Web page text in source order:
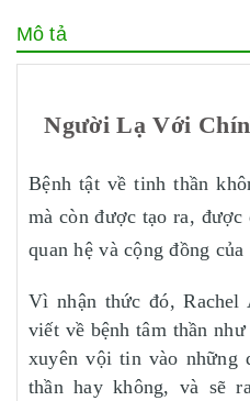
Mô tả
Người Lạ Với
Bệnh tật về tinh thần
mà còn được tạo ra,
quan hệ và cộng đồng
Vì nhận thức đó,
viết về bệnh tâm thần
xuyên vội tin vào những
thần hay không, và sẽ